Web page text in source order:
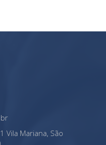
Vila Mariana, São